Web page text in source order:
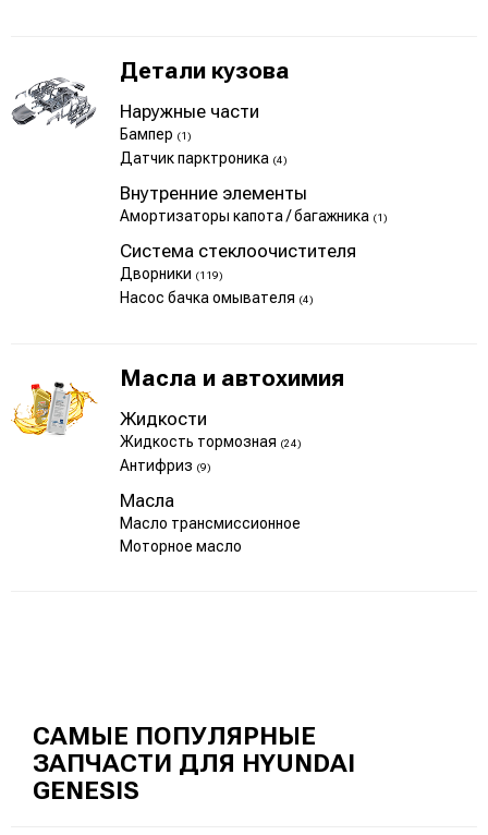
Детали кузова
Наружные части
Бампер (1)
Датчик парктроника (4)
Внутренние элементы
Амортизаторы капота / багажника (1)
Система стеклоочистителя
Дворники (119)
Насос бачка омывателя (4)
Масла и автохимия
Жидкости
Жидкость тормозная (24)
Антифриз (9)
Масла
Масло трансмиссионное
Моторное масло
САМЫЕ ПОПУЛЯРНЫЕ
ЗАПЧАСТИ ДЛЯ HYUNDAI
GENESIS